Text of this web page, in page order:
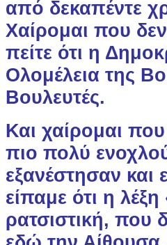
από δεκαπέντε
Χαίρομαι που
πείτε ότι η
Ολομέλεια της
Βουλευτές.
Και χαίρομαι
πιο πολύ
εξανέστησαν και
είπαμε ότι η
ρατσιστική, που